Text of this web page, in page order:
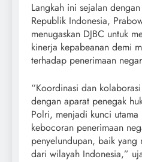
Langkah ini sejalan
Republik Indonesia,
menugaskan DJBC untuk
kinerja kepabeanan demi
terhadap penerimaan
“Koordinasi dan
dengan aparat penegak
Polri, menjadi kunci utama
kebocoran penerimaan
penyelundupan, baik yang
dari wilayah Indonesia,”